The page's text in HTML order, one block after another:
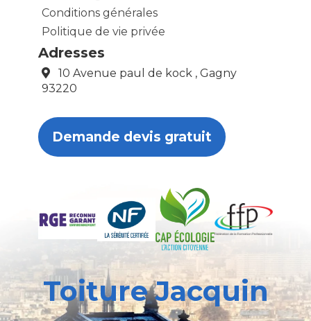
Conditions générales
Politique de vie privée
Adresses
10 Avenue paul de kock , Gagny
93220
Demande devis gratuit
Toiture Jacquin